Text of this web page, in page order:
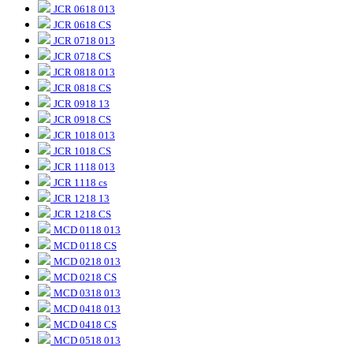
JCR 0618 013
JCR 0618 CS
JCR 0718 013
JCR 0718 CS
JCR 0818 013
JCR 0818 CS
JCR 0918 13
JCR 0918 CS
JCR 1018 013
JCR 1018 CS
JCR 1118 013
JCR 1118 cs
JCR 1218 13
JCR 1218 CS
MCD 0118 013
MCD 0118 CS
MCD 0218 013
MCD 0218 CS
MCD 0318 013
MCD 0418 013
MCD 0418 CS
MCD 0518 013